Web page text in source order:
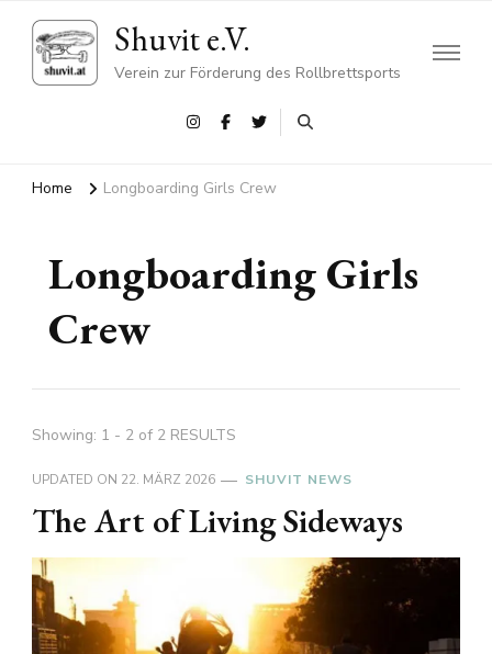
Shuvit e.V.
Verein zur Förderung des Rollbrettsports
Home Longboarding Girls Crew
Longboarding Girls
Crew
Showing: 1 - 2 of 2 RESULTS
UPDATED ON 22. MÄRZ 2026 SHUVIT NEWS
The Art of Living Sideways